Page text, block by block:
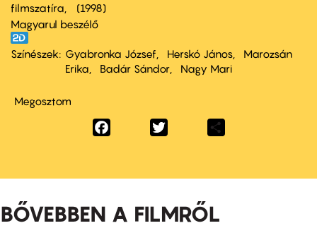
filmszatíra
1998
Magyarul beszélő
Színészek Gyabronka József Herskó János
Marozsán
Erika
Badár Sándor Nagy Mari
Megosztom
Facebook
BŐVEBBEN A FILMRŐL